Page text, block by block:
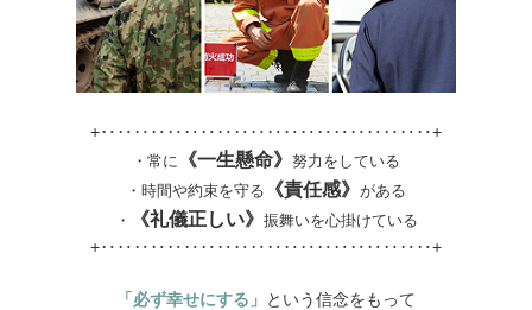
+‥‥‥‥‥‥‥‥‥‥‥‥‥‥‥‥‥‥‥‥+
・常に 《一生懸命》 努力をしている
・時間や約束を守る
《責任感》 がある
・
《礼儀正しい》 振舞いを心掛けている
+‥‥‥‥‥‥‥‥‥‥‥‥‥‥‥‥‥‥‥‥+
「必ず幸せにする」 という信念をもって